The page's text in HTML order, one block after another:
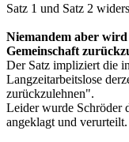
Satz 1 und Satz 2
Niemandem aber
Gemeinschaft
Der Satz impliziert die
Langzeitarbeitslose
zurückzulehnen".
Leider wurde Schröder
angeklagt und